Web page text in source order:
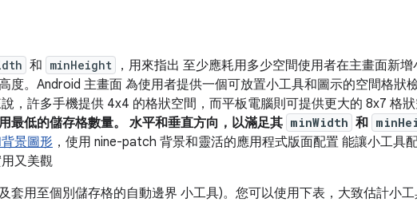
和 minHeight
，用來指出 至少應耗用多少空間使用者在主畫面新
度。Android 主畫面 為使用者提供一個可放置小工具和圖示的空間格狀
，許多手機提供 4x4 的格狀空間，而平板電腦則可提供更大的 8x7 格狀
最低的儲存格數量。 水平和垂直方向，以滿足其 minWidth 和
景圖形 ，使用 nine-patch 背景和靈活的應用程式版面配置 能讓小工具
又美觀
套用至個別儲存格的自動邊界 小工具)。您可以使用下表，大致估計小